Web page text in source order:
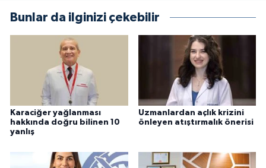
Bunlar da ilginizi çekebilir
Karaciğer yağlanması
hakkında doğru bilinen 10
yanlış
Uzmanlardan açlık krizini
önleyen atıştırmalık önerisi